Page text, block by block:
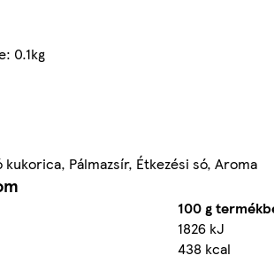
0.1kg
Pálmazsír, Étkezési só, Aroma
100 g
1826 kJ
438 kcal